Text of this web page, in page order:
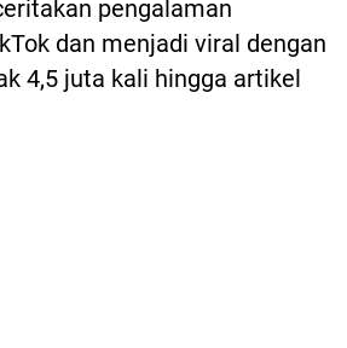
pengalaman
dan menjadi viral dengan
4,5 juta kali hingga artikel